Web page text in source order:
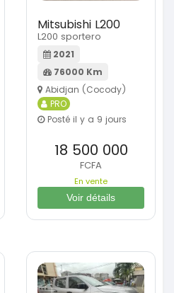
Mitsubishi L200
L200 sportero
2021
76000 Km
Abidjan (Cocody)
PRO
Posté il y a 9 jours
18 500 000
FCFA
En vente
Voir détails